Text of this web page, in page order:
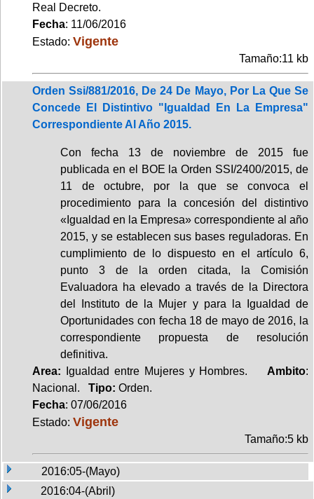
Real Decreto.
Fecha: 11/06/2016
Estado: Vigente
Tamaño:11 kb
Orden Ssi/881/2016, De 24 De Mayo, Por La Que Se
Concede El Distintivo "Igualdad En La Empresa"
Correspondiente Al Año 2015.
Con fecha 13 de noviembre de 2015 fue
publicada en el BOE la Orden SSI/2400/2015, de
11 de octubre, por la que se convoca el
procedimiento para la concesión del distintivo
«Igualdad en la Empresa» correspondiente al año
2015, y se establecen sus bases reguladoras. En
cumplimiento de lo dispuesto en el artículo 6,
punto 3 de la orden citada, la Comisión
Evaluadora ha elevado a través de la Directora
del Instituto de la Mujer y para la Igualdad de
Oportunidades con fecha 18 de mayo de 2016, la
correspondiente propuesta de resolución
definitiva.
Area: Igualdad entre Mujeres y Hombres. Ambito:
Nacional. Tipo: Orden.
Fecha: 07/06/2016
Estado: Vigente
Tamaño:5 kb
2016:05-(Mayo)
2016:04-(Abril)